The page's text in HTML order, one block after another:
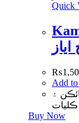
Quick
₨
Add to
۽
Buy Now